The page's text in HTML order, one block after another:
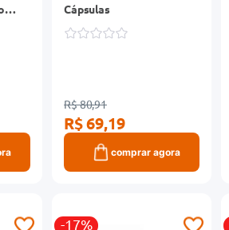
Cápsulas
R$ 80,91
R$ 69,19
comprar agora
-17%